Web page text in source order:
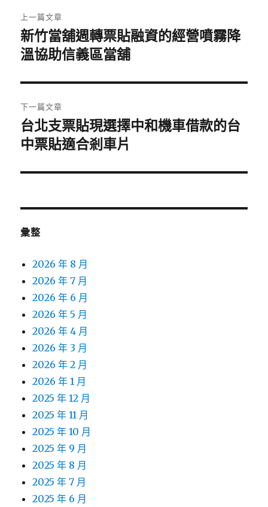
章
導
覽
上一篇文章
上
一
文
章:
新竹當舖週轉票貼融資的經營噴霧降
溫協助信義區當舖
下一篇文章
下
一
文
台北支票貼現選擇中和機車借款的台
中票貼適合剎車片
彙整
2026 年 8 月
2026 年 7 月
2026 年 6 月
2026 年 5 月
2026 年 4 月
2026 年 3 月
2026 年 2 月
2026 年 1 月
2025 年 12 月
2025 年 11 月
2025 年 10 月
2025 年 9 月
2025 年 8 月
2025 年 7 月
2025 年 6 月